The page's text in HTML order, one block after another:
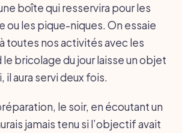
boîte qui resservira pour les
ou les pique-niques. On essaie
toutes nos activités avec les
le bricolage du jour laisse un objet
il aura servi deux fois.
le soir, en écoutant un
jamais tenu si l’objectif avait